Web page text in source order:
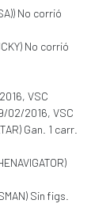
No corrió
No corrió
VSC
02/2016, VSC
Gan. 1 carr.
Sin figs.